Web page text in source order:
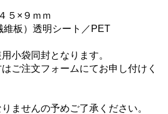
５×９ｍｍ
維板）透明シート／PET
小袋同封となります。
ご注文フォームにてお申し付けく
ませんの予めご了承ください。